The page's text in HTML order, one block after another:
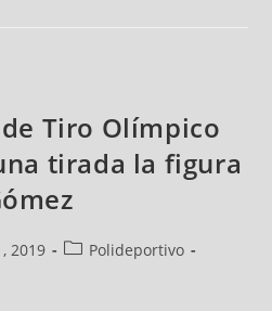
Tiro Olímpico
tirada la figura
2019
Polideportivo